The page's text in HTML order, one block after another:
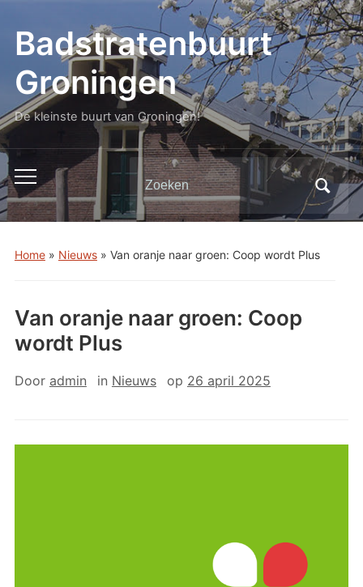
Badstratenbuurt
Groningen
De kleinste buurt van Groningen!
Toggle
mobiel
menu
Zoeken
naar:
Home» Nieuws» Van oranje naar groen: Coop wordt Plus
Van oranje naar groen: Coop
wordt Plus
Door admin in Nieuws op 26 april 2025